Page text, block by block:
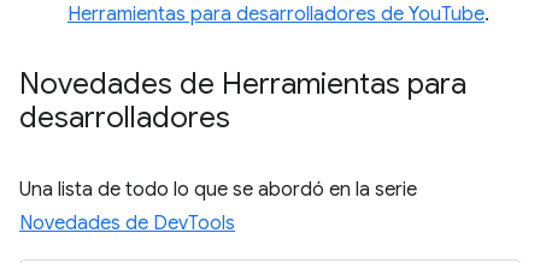
Herramientas para desarrolladores de YouTube.
Novedades de Herramientas para
desarrolladores
Una lista de todo lo que se abordó en la serie
Novedades de DevTools